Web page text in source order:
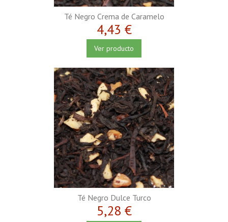
Té Negro Crema de Caramelo
4,43 €
Ver producto
Té Negro Dulce Turco
5,28 €